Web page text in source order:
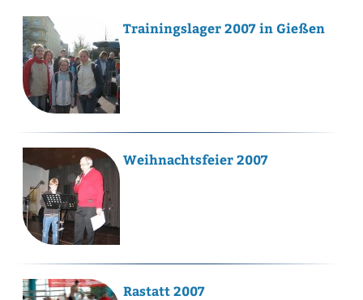
Trainingslager 2007 in Gießen
Weihnachtsfeier 2007
Rastatt 2007